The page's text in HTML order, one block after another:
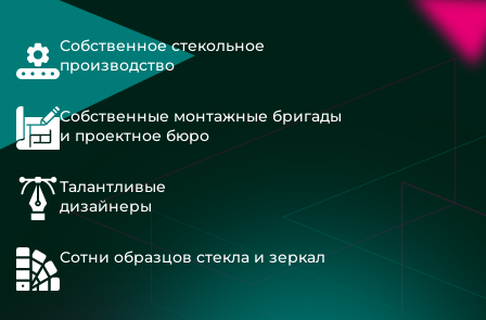
Собственное стекольное
производство
Собственные монтажные бригады
и проектное бюро
Талантливые
дизайнеры
Сотни образцов стекла и зеркал